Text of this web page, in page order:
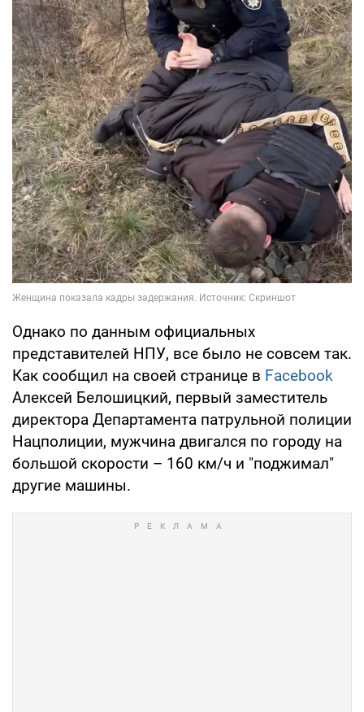
Однако по данным официальных
представителей НПУ, все было не совсем так.
Как сообщил на своей странице в Facebook
Алексей Белошицкий, первый заместитель
директора Департамента патрульной полиции
Нацполиции, мужчина двигался по городу на
большой скорости – 160 км/ч и "поджимал"
другие машины.